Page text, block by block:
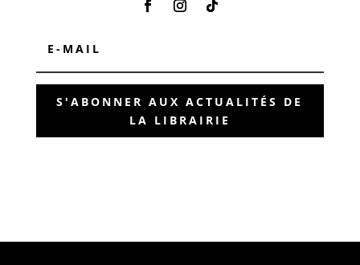
S'ABONNER AUX ACTUALITÉS DE
LA LIBRAIRIE